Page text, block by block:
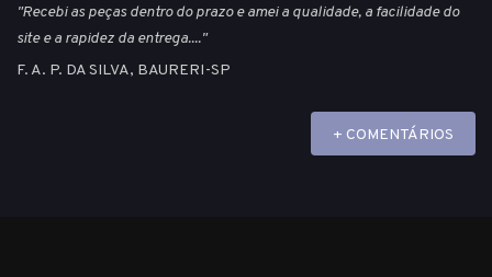
"Recebi as peças dentro do prazo e amei a qualidade, a facilidade do
site e a rapidez da entrega...."
F. A. P. DA SILVA, BAURERI-SP
+ COMENTÁRIOS